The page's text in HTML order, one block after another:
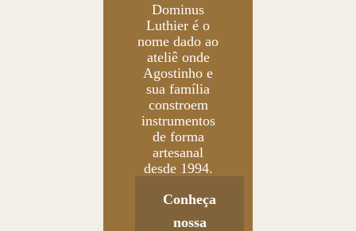
Dominus
Luthier é o
nome dado ao
ateliê onde
Agostinho e
sua família
constroem
instrumentos
de forma
artesanal
desde 1994.
Conheça
nossa